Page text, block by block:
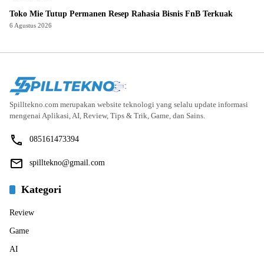
Toko Mie Tutup Permanen Resep Rahasia Bisnis FnB Terkuak
6 Agustus 2026
Spilltekno.com merupakan website teknologi yang selalu update informasi
mengenai Aplikasi, AI, Review, Tips & Trik, Game, dan Sains.
085161473394
spilltekno@gmail.com
Kategori
Review
Game
AI